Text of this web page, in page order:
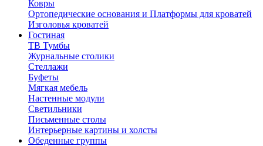
Ковры
Ортопедические основания и Платформы для кроватей
Изголовья кроватей
Гостиная
ТВ Тумбы
Журнальные столики
Стеллажи
Буфеты
Мягкая мебель
Настенные модули
Светильники
Письменные столы
Интерьерные картины и холсты
Обеденные группы